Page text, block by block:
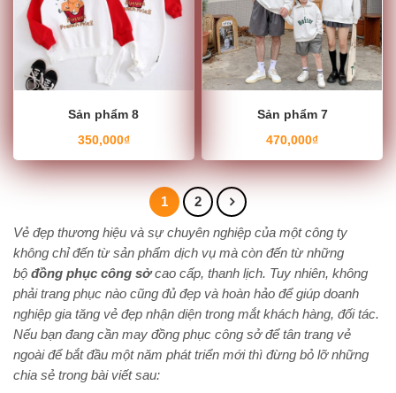
Sản phẩm 8
350,000₫
Sản phẩm 7
470,000₫
1 2
Vẻ đẹp thương hiệu và sự chuyên nghiệp của một công ty
không chỉ đến từ sản phẩm dịch vụ mà còn đến từ những
bộ đồng phục công sởcao cấp, thanh lịch. Tuy nhiên, không
phải trang phục nào cũng đủ đẹp và hoàn hảo để giúp doanh
nghiệp gia tăng vẻ đẹp nhận diện trong mắt khách hàng, đối tác.
Nếu bạn đang cần may đồng phục công sở để tân trang vẻ
ngoài để bắt đầu một năm phát triển mới thì đừng bỏ lỡ những
chia sẻ trong bài viết sau: